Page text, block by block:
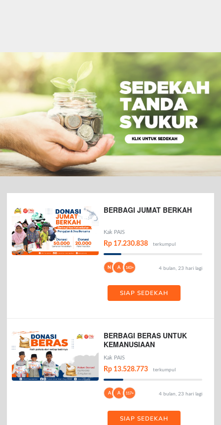
BERBAGI JUMAT BERKAH
Kak PAIS
Rp 17.230.838 terkumpul
N A 143+ 4 bulan, 23 hari lagi
SIAP SEDEKAH
BERBAGI BERAS UNTUK
KEMANUSIAAN
Kak PAIS
Rp 13.528.773 terkumpul
A A 117+ 4 bulan, 23 hari lagi
SIAP SEDEKAH